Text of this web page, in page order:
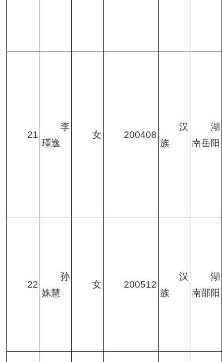
21
李
瑾逸
女 200408
汉
族
湖
南岳阳
22
孙
姝慧
女 200512
汉
族
湖
南邵阳